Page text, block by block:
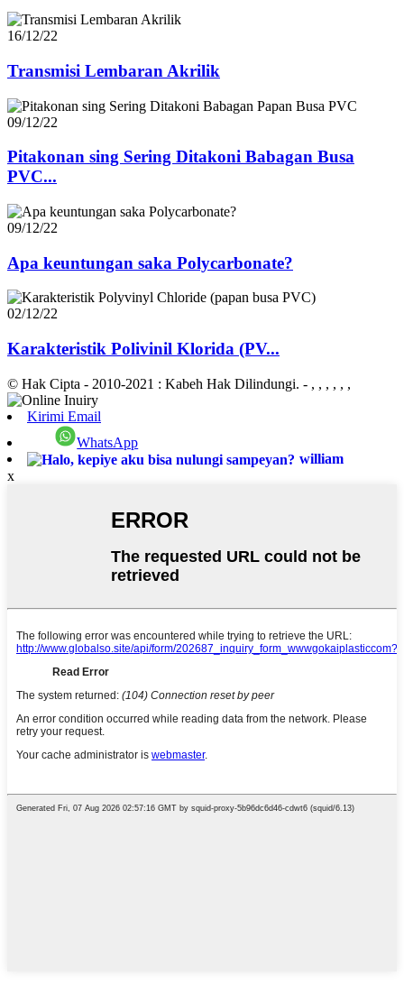
16/12/22
Transmisi Lembaran Akrilik
09/12/22
Pitakonan sing Sering Ditakoni Babagan Busa
PVC...
09/12/22
Apa keuntungan saka Polycarbonate?
02/12/22
Karakteristik Polivinil Klorida (PV...
© Hak Cipta - 2010-2021 : Kabeh Hak Dilindungi. - , , , , , ,
Kirimi Email
WhatsApp
william
x